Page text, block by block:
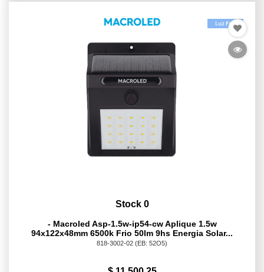
Stock 0
- Macroled Asp-1.5w-ip54-cw Aplique 1.5w
94x122x48mm 6500k Frio 50lm 9hs Energia Solar...
818-3002-02 (EB: 52O5)